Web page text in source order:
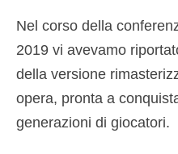
Nel corso della
2019 vi avevamo
della versione
opera, pronta a
generazioni di giocatori.